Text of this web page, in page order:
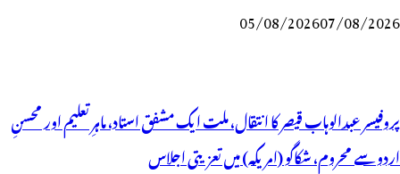
05/08/202607/08/2026
پروفیسر عبدالوہاب قیصر کا انتقال، ملت ایک مشفق استاد، ماہرِتعلیم اور محسنِ
اردو سے محروم، شکاگو (امریکہ) میں تعزیتی اجلاس